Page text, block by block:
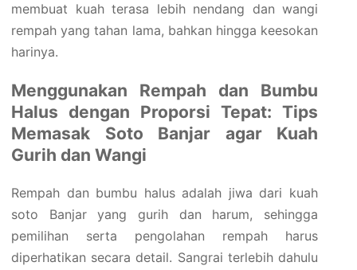
membuat kuah terasa lebih nendang dan wangi
rempah yang tahan lama, bahkan hingga keesokan
harinya.
Menggunakan Rempah dan Bumbu
Halus dengan Proporsi Tepat: Tips
Memasak Soto Banjar agar Kuah
Gurih dan Wangi
Rempah dan bumbu halus adalah jiwa dari kuah
soto Banjar yang gurih dan harum, sehingga
pemilihan serta pengolahan rempah harus
diperhatikan secara detail. Sangrai terlebih dahulu